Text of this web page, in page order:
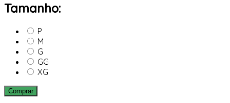
Tamanho:
P
M
G
GG
XG
Comprar